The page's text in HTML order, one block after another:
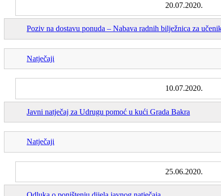
20.07.2020.
Poziv na dostavu ponuda – Nabava radnih bilježnica za
Natječaji
10.07.2020.
Javni natječaj za Udrugu pomoć u kući Grada Bakra
Natječaji
25.06.2020.